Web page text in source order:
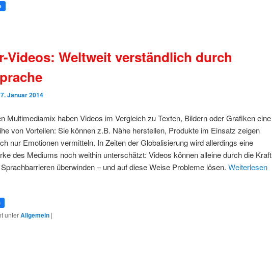
Videos: Weltweit verständlich durch
Januar 2014
Multimediamix haben Videos im Vergleich zu Texten, Bildern oder Grafiken eine
von Vorteilen: Sie können z.B. Nähe herstellen, Produkte im Einsatz zeigen
nur Emotionen vermitteln. In Zeiten der Globalisierung wird allerdings eine
des Mediums noch weithin unterschätzt: Videos können alleine durch die Kraft
überwinden – und auf diese Weise Probleme lösen. Weiterlesen
unterAllgemein |